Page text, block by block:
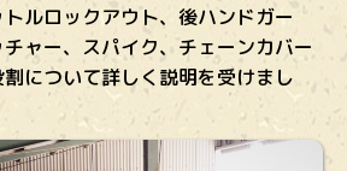
ルロックアウト、後ハンドガー
ャー、スパイク、チェーンカバー
について詳しく説明を受けまし